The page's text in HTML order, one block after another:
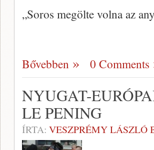
„Soros megölte volna az
Bővebben 0 Comments
NYUGAT-
LE PENING
ÍRTA: VESZPRÉMY LÁSZLÓ